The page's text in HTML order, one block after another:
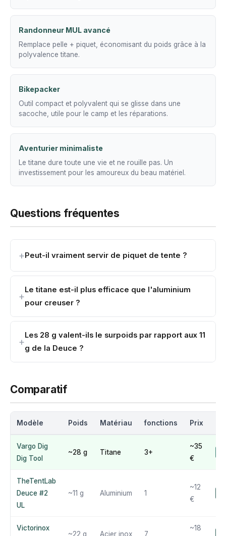
Randonneur MUL avancé
Remplace pelle + piquet, économisant du poids grâce à la
polyvalence titane.
Bikepacker
Outil compact et polyvalent qui se glisse dans une
sacoche, utile pour le camp et les réparations.
Aventurier minimaliste
Le titane dure toute une vie et ne rouille pas. Un
investissement pour les amoureux du beau matériel.
Questions fréquentes
Peut-il vraiment servir de piquet de tente ?
Le titane est-il plus efficace que l'aluminium
pour creuser ?
Les 28 g valent-ils le surpoids par rapport aux 11
g de la Deuce ?
Comparatif
Modèle Poids Matériau fonctions Prix
Vargo Dig
Dig Tool
~28 g Titane 3+
~35
€
TheTentLab
Deuce #2
UL
~11 g Aluminium 1
~12
€
Victorinox
~22 g Acier inox 7
~18